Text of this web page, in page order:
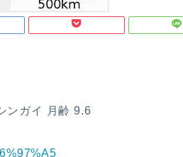
ンガイ 月齢 9.6